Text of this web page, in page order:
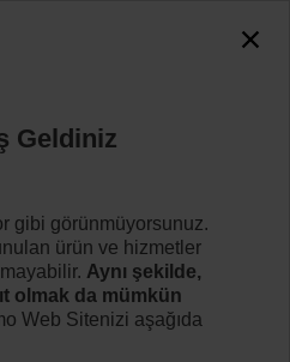
accessing the absolute URL
tr/tr_TR/~mgnlArea=outdated~".
tr/tr_TR/~mgnlArea=outdated~
Geldiniz
gibi görünmüyorsunuz.
ürün ve hizmetler
Aynı şekilde,
olmak da mümkün
Web Sitenizi aşağıda